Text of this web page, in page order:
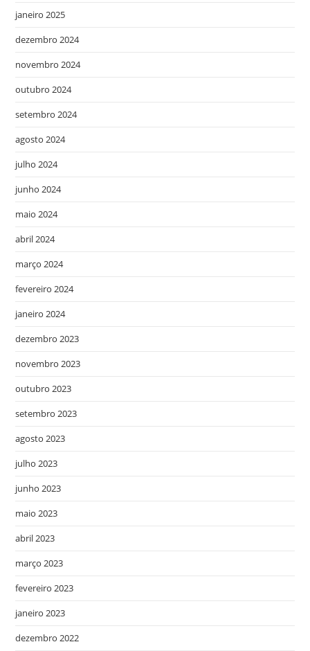
janeiro 2025
dezembro 2024
novembro 2024
outubro 2024
setembro 2024
agosto 2024
julho 2024
junho 2024
maio 2024
abril 2024
março 2024
fevereiro 2024
janeiro 2024
dezembro 2023
novembro 2023
outubro 2023
setembro 2023
agosto 2023
julho 2023
junho 2023
maio 2023
abril 2023
março 2023
fevereiro 2023
janeiro 2023
dezembro 2022